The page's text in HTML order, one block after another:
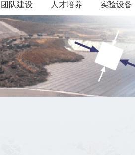
团队建设 人才培养 实验设备